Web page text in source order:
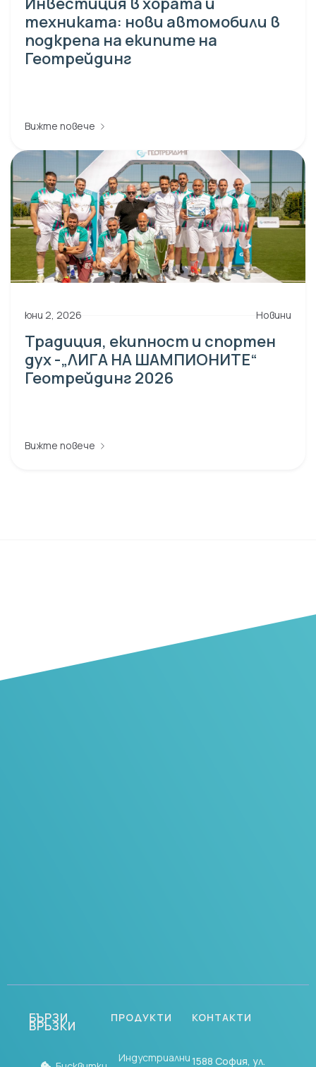
техниката: нови автомобили в
подкрепа на екипите на
Геотрейдинг
Вижте повече
юни 2, 2026 Новини
Традиция, екипност и спортен
дух -„ЛИГА НА ШАМПИОНИТЕ“
Геотрейдинг 2026
Вижте повече
БЪРЗИ
ВРЪЗКИ
ПРОДУКТИ
Индустриални
КОНТАКТИ
1588 София, ул.